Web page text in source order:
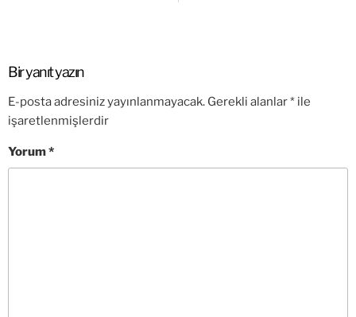
Bir yanıt yazın
E-posta adresiniz yayınlanmayacak. Gerekli alanlar* ile
işaretlenmişlerdir
Yorum*